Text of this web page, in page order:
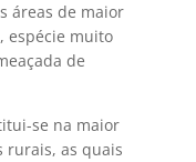
áreas de maior
espécie muito
de
se na maior
rurais, as quais